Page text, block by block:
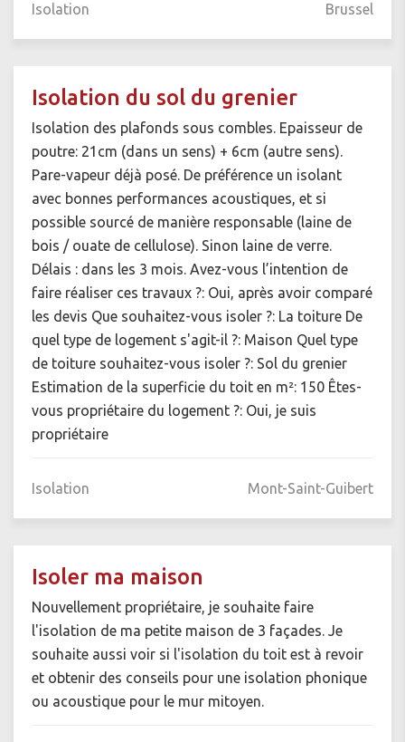
Isolation Brussel
Isolation du sol du grenier
Isolation des plafonds sous combles. Epaisseur de
poutre: 21cm (dans un sens) + 6cm (autre sens).
Pare-vapeur déjà posé. De préférence un isolant
avec bonnes performances acoustiques, et si
possible sourcé de manière responsable (laine de
bois / ouate de cellulose). Sinon laine de verre.
Délais : dans les 3 mois. Avez-vous l’intention de
faire réaliser ces travaux ?: Oui, après avoir comparé
les devis Que souhaitez-vous isoler ?: La toiture De
quel type de logement s'agit-il ?: Maison Quel type
de toiture souhaitez-vous isoler ?: Sol du grenier
Estimation de la superficie du toit en m²: 150 Êtes-
vous propriétaire du logement ?: Oui, je suis
propriétaire
Isolation Mont-Saint-Guibert
Isoler ma maison
Nouvellement propriétaire, je souhaite faire
l'isolation de ma petite maison de 3 façades. Je
souhaite aussi voir si l'isolation du toit est à revoir
et obtenir des conseils pour une isolation phonique
ou acoustique pour le mur mitoyen.